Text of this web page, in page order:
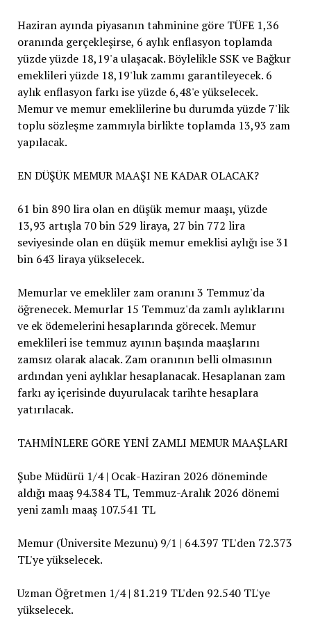
Haziran ayında piyasanın tahminine göre TÜFE 1,36
oranında gerçekleşirse, 6 aylık enflasyon toplamda
yüzde yüzde 18,19'a ulaşacak. Böylelikle SSK ve Bağkur
emeklileri yüzde 18,19'luk zammı garantileyecek. 6
aylık enflasyon farkı ise yüzde 6,48'e yükselecek.
Memur ve memur emeklilerine bu durumda yüzde 7'lik
toplu sözleşme zammıyla birlikte toplamda 13,93 zam
yapılacak.
EN DÜŞÜK MEMUR MAAŞI NE KADAR OLACAK?
61 bin 890 lira olan en düşük memur maaşı, yüzde
13,93 artışla 70 bin 529 liraya, 27 bin 772 lira
seviyesinde olan en düşük memur emeklisi aylığı ise 31
bin 643 liraya yükselecek.
Memurlar ve emekliler zam oranını 3 Temmuz'da
öğrenecek. Memurlar 15 Temmuz'da zamlı aylıklarını
ve ek ödemelerini hesaplarında görecek. Memur
emeklileri ise temmuz ayının başında maaşlarını
zamsız olarak alacak. Zam oranının belli olmasının
ardından yeni aylıklar hesaplanacak. Hesaplanan zam
farkı ay içerisinde duyurulacak tarihte hesaplara
yatırılacak.
TAHMİNLERE GÖRE YENİ ZAMLI MEMUR MAAŞLARI
Şube Müdürü 1/4 | Ocak-Haziran 2026 döneminde
aldığı maaş 94.384 TL, Temmuz-Aralık 2026 dönemi
yeni zamlı maaş 107.541 TL
Memur (Üniversite Mezunu) 9/1 | 64.397 TL'den 72.373
TL'ye yükselecek.
Uzman Öğretmen 1/4 | 81.219 TL'den 92.540 TL'ye
yükselecek.